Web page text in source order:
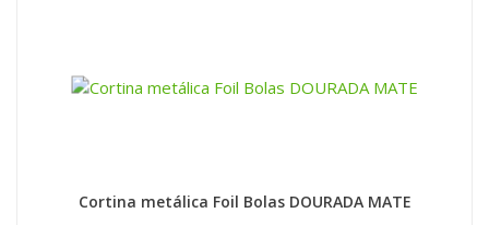
Cortina metálica Foil Bolas DOURADA MATE